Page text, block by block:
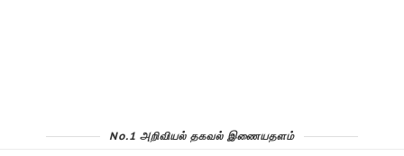
No.1 அறிவியல் தகவல் இணையதளம்